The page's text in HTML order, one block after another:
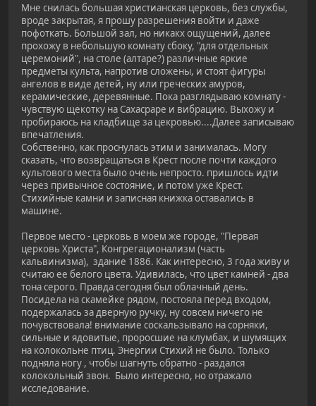
Мне снилась большая христианская церковь, без службы,
вроде закрытая, я прошу разрешения войти и даже
пофоткать. Большой зал, но никакх ощущений, далее
прохожу в небольшую комнату сбоку, "для отдельных
церемоний", на столе (алтаре?) различные яркие
предметы культа, напротив сложены, и стоят фигуры
ангелов в виде детей, ну или греческих амуров,
керамические, деревянные. Пока разглядываю комнату -
чувствую щекотку на Сахасраре и вибрацию. Выхожу и
пробираюсь на кладбище за цекровью....Далее записываю
впечатления.
Собственно, как проснулась этим и занималась. Могу
сказать, что возвращаться в Крест после почти каждого
культового места было очень непросто. пришлось идти
через привычное состояние, и потом уже Крест.
Стихийные камни и записная книжка оставались в
машине.
Первое место - церковь в моем же городе, "Первая
церковь Христа", Конгрегационализм (часть
кальвинизма), здание 1886. Как интересно, 3 года живу и
считаю ее белого цвета. Удивилась, что цвет камней - два
тона серого. Правда сегодня был облачный день.
Посидела на скамейке рядом, постояла перед входом,
подержалась за дверную ручку, ну совсем ничего не
почувствовала! внимание соскальзывало на сорняки,
сильные и ядовитые, проросшие на клумбах, и шумящих
на колокольне птиц. Энергии Стихий не было. Только
подняла ногу , чтобы шагнуть обратно - раздался
колокольный звон. Было интересно, но отражало
исследование.